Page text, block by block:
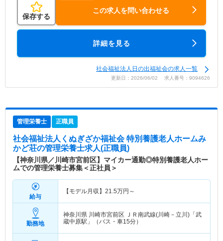
保存する
この求人を問い合わせる
詳細を見る
社会福祉法人日の出福祉会の求人一覧
更新日：2026/06/02 求人番号：9094626
管理栄養士 正職員
社会福祉法人くぬぎざか福祉会 特別養護老人ホームみ
かど荘の管理栄養士求人(正職員)
【神奈川県／川崎市宮前区】マイカー通勤◎特別養護老人ホー
ムでの管理栄養士募集＜正社員＞
給与
【モデル月収】 21.5万円～
勤務地
神奈川県 川崎市宮前区 ＪＲ南武線(川崎－立川)「武
蔵中原駅」（バス・車15分）